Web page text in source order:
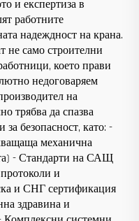
и експертиза в
работните
надеждност на крана.
не само строителни
което прави
недоговаряем
на
трябва да спазва
безопасност, като: -
механична
- Стандарти на САЩ
и
и СНГ сертификация
здравина и